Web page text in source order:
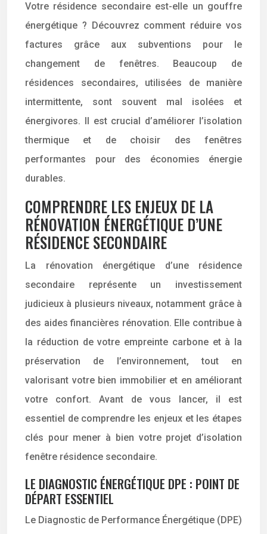
Votre résidence secondaire est-elle un gouffre
énergétique ? Découvrez comment réduire vos
factures grâce aux subventions pour le
changement de fenêtres. Beaucoup de
résidences secondaires, utilisées de manière
intermittente, sont souvent mal isolées et
énergivores. Il est crucial d’améliorer l’isolation
thermique et de choisir des fenêtres
performantes pour des économies énergie
durables.
COMPRENDRE LES ENJEUX DE LA
RÉNOVATION ÉNERGÉTIQUE D’UNE
RÉSIDENCE SECONDAIRE
La rénovation énergétique d’une résidence
secondaire représente un investissement
judicieux à plusieurs niveaux, notamment grâce à
des aides financières rénovation. Elle contribue à
la réduction de votre empreinte carbone et à la
préservation de l’environnement, tout en
valorisant votre bien immobilier et en améliorant
votre confort. Avant de vous lancer, il est
essentiel de comprendre les enjeux et les étapes
clés pour mener à bien votre projet d’isolation
fenêtre résidence secondaire.
LE DIAGNOSTIC ÉNERGÉTIQUE DPE : POINT DE
DÉPART ESSENTIEL
Le Diagnostic de Performance Énergétique (DPE)